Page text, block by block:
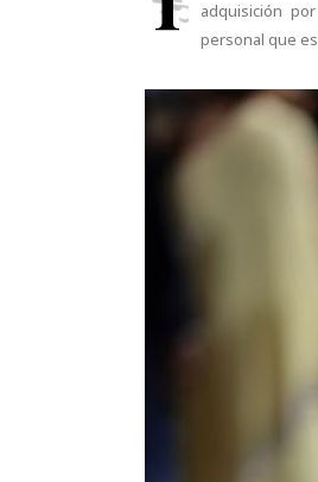
adquisición
personal que